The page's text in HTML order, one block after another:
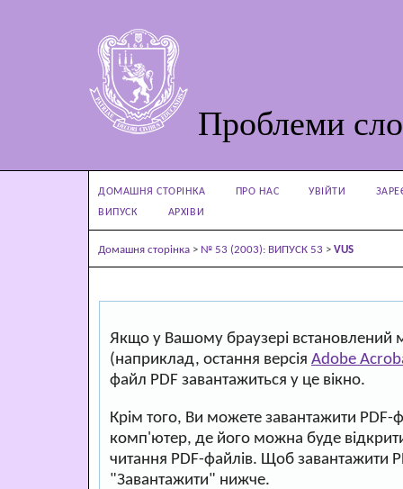
Проблеми
ДОМАШНЯ СТОРІНКА ПРО НАС УВІЙТИ
ВИПУСК
АРХІВИ
Домашня сторінка > № 53 (2003): ВИПУСК 53 > VUS
Якщо у Вашому браузері встановлений
(наприклад, остання версія Adobe
файл PDF завантажиться у це вікно.
Крім того, Ви можете завантажити PDF-
комп'ютер, де його можна буде
читання PDF-файлів. Щоб завантажити
"Завантажити" нижче.